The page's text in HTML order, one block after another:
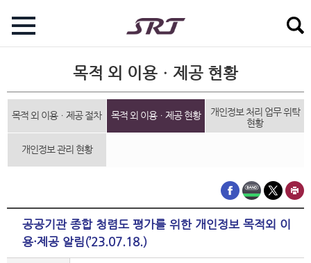
목적 외 이용ㆍ제공 현황
목적 외 이용ㆍ제공 절차 목적 외 이용ㆍ제공 현황
개인정보 처리 업무 위탁
현황
개인정보 관리 현황
공공기관 종합 청렴도 평가를 위한 개인정보 목적외 이
용·제공 알림(’23.07.18.)